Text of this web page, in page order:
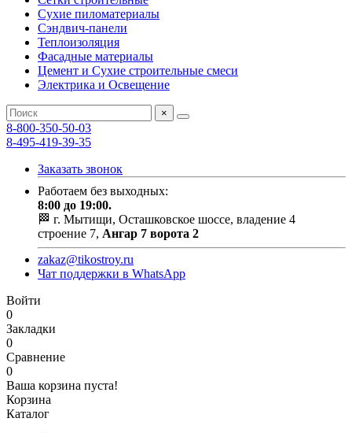
Сухие пиломатериалы
Сэндвич-панели
Теплоизоляция
Фасадные материалы
Цемент и Сухие строительные смеси
Электрика и Освещение
×
8-800-350-50-03
8-495-419-39-35
Заказать звонок
Работаем без выходных:
8:00 до 19:00.
🏁 г. Мытищи, Осташковское шоссе, владение 4
строение 7, Ангар 7 ворота 2
zakaz@tikostroy.ru
Чат поддержки в WhatsApp
Войти
0
Закладки
0
Сравнение
0
Ваша корзина пуста!
Корзина
Каталог